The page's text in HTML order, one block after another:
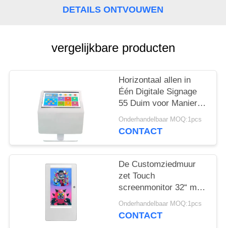
DETAILS ONTVOUWEN
vergelijkbare producten
Horizontaal allen in
Één Digitale Signage
55 Duim voor Manier
het
Vinden/Vergaderzaal
Onderhandelbaar MOQ:1pcs
CONTACT
De Customziedmuur
zet Touch
screenmonitor 32“ met
LEIDENE Strepen
Volledige HD Camera
Onderhandelbaar MOQ:1pcs
CONTACT